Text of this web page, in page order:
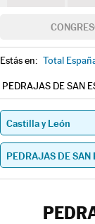
Estás en: Total
PEDRAJAS DE SAN